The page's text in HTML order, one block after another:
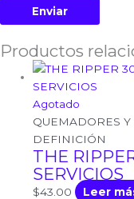
Productos
Agotado
QUEMADORES Y
DEFINICIÓN
THE
SERVICIOS
$43.00 Leer